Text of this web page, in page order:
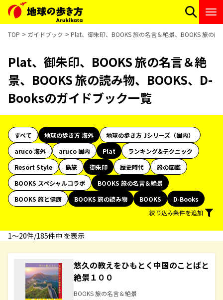
TOP ガイドブック Plat、御朱印、BOOKS 旅の名言＆絶景、BOOKS 旅の
Plat、御朱印、BOOKS 旅の名言＆絶
景、BOOKS 旅の読み物、BOOKS、D-
Booksのガイドブック一覧
すべて 地球の歩き方 海外
地球の歩き方 Jシリーズ（国内）
aruco 海外
aruco 国内 Plat
ランキング&テクニック
Resort Style
島旅 御朱印 歴史時代
旅の図鑑
BOOKS スペシャルコラボ
BOOKS 旅の名言＆絶景
BOOKS 旅と健康
BOOKS 旅の読み物 BOOKS
D-Books
絞り込み条件を追加
1〜20件/185件中 を表示
悠久の教えをひもとく中国のことばと
絶景１００
BOOKS 旅の名言＆絶景